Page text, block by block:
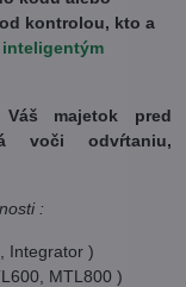
kontrolou, kto a
majetok pred
voči odvŕtaniu,
:
Integrator )
MTL800 )